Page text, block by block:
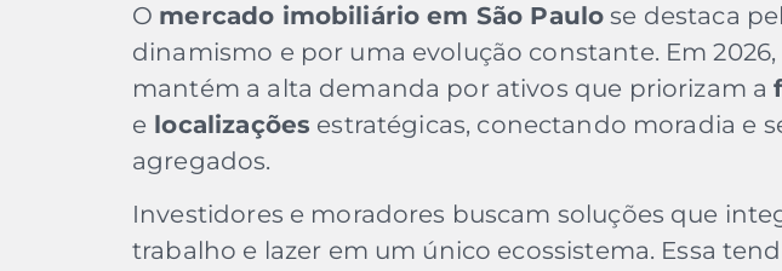
O mercado imobiliário em São Paulo se destaca
dinamismo e por uma evolução constante. Em
mantém a alta demanda por ativos que priorizam a
e localizações estratégicas, conectando moradia e
agregados.
Investidores e moradores buscam soluções que
trabalho e lazer em um único ecossistema. Essa